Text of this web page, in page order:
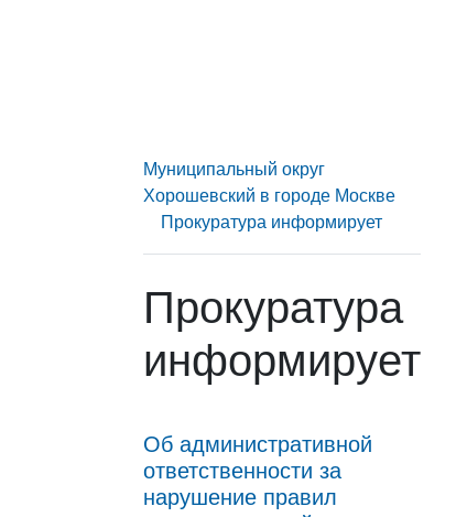
Муниципальный округ
Хорошевский в городе Москве
Прокуратура информирует
Прокуратура
информирует
Об административной
ответственности за
нарушение правил